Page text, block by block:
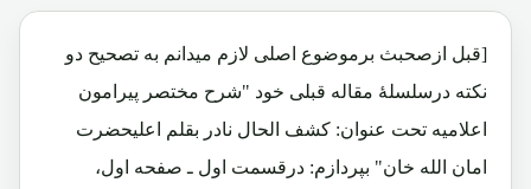
[قبل ازصحبث برموضوع اصلی لازم میدانم به تصحیح دو
نکته درسلسلۀ مقاله قبلی خود "شرح مختصر پیرامون
اعلامیه تحت عنوان: کشف الحال نادر بقلم اعلیحضرت
امان الله خان" بپردازم: درقسمت اول ـ صفحه اول،